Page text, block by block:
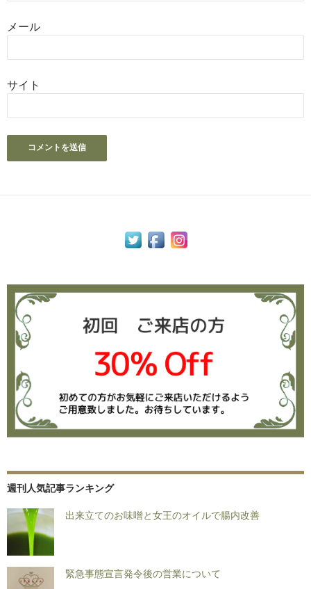
メール
サイト
週刊人気記事ランキング
出来立てのお味噌と女王のオイルで腸内改善
緊急事態宣言発令後の営業について